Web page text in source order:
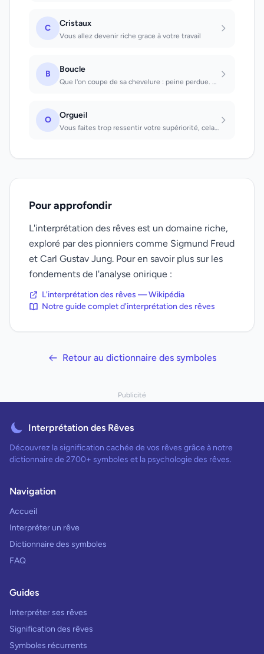
C Cristaux
Vous allez devenir riche grace à votre travail
B Boucle
Que l'on coupe de sa chevelure : peine perdue. De la chevelure de quelqu'un : on...
O Orgueil
Vous faites trop ressentir votre supériorité, cela ne vous attire pas d'amis
Pour approfondir
L'interprétation des rêves est un domaine riche,
exploré par des pionniers comme Sigmund Freud
et Carl Gustav Jung. Pour en savoir plus sur les
fondements de l'analyse onirique :
L'interprétation des rêves — Wikipédia
Notre guide complet d'interprétation des rêves
Retour au dictionnaire des symboles
Publicité
Interprétation des Rêves
Découvrez la signification cachée de vos rêves grâce à notre
dictionnaire de 2700+ symboles et la psychologie des rêves.
Navigation
Accueil
Interpréter un rêve
Dictionnaire des symboles
FAQ
Guides
Interpréter ses rêves
Signification des rêves
Symboles récurrents